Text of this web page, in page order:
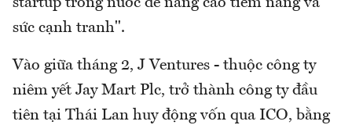
startup trong nước để nâng cao tiềm năng và
sức cạnh tranh".
Vào giữa tháng 2, J Ventures - thuộc công ty
niêm yết Jay Mart Plc, trở thành công ty đầu
tiên tại Thái Lan huy động vốn qua ICO, bằng